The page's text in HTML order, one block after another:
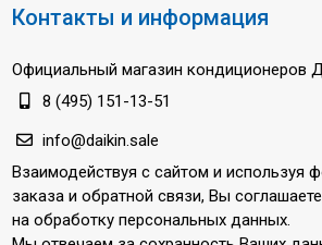
дюйма
дБ
240 В
Контакты и информация
Официальный магазин кондиционеров
8 (495) 151-13-51
info@daikin.sale
Взаимодействуя с сайтом и используя
заказа и обратной связи, Вы
на обработку персональных данных.